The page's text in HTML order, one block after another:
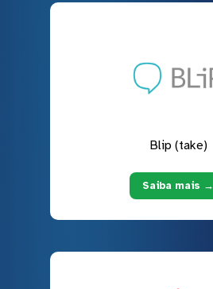
Blip (take)
Saiba mais →